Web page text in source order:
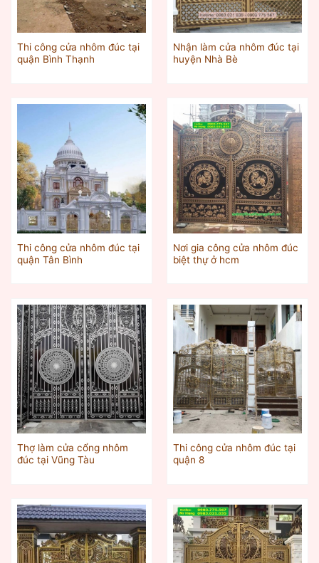
Thi công cửa nhôm đúc tại
quận Bình Thạnh
Nhận làm cửa nhôm đúc tại
huyện Nhà Bè
Thi công cửa nhôm đúc tại
quận Tân Bình
Nơi gia công cửa nhôm đúc
biệt thự ở hcm
Thợ làm cửa cổng nhôm
đúc tại Vũng Tàu
Thi công cửa nhôm đúc tại
quận 8